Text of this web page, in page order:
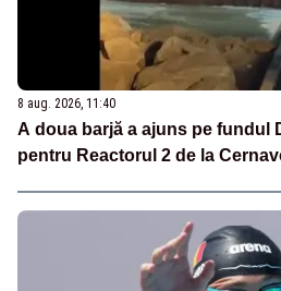
8 aug. 2026, 11:40
A doua barjă a ajuns pe fundul
pentru Reactorul 2 de la